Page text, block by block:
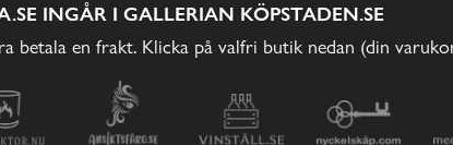
INGÅR I GALLERIAN KÖPSTADEN.SE
betala en frakt. Klicka på valfri butik nedan (din